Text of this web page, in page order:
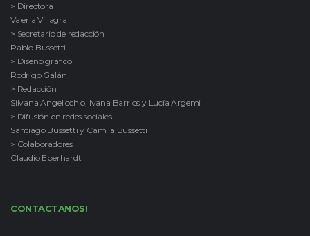
> Directora
Valeria Villagra
> Secretario de redacción
Pablo Bussetti
> Diseño gráfico
Rodrigo Galán
> Redacción
Silvana Angelicchio, Ivana Barrios y Lucía Argemi
> Difusión en redes sociales
Santiago Bussetti y Camila Bussetti
> Colaboradores
Claudio Eberhardt
CONTACTANOS!